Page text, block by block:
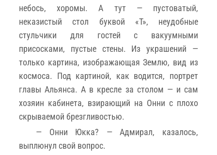
небось, хоромы. А тут — пустоватый,
неказистый стол буквой «Т», неудобные
стульчики для гостей с вакуумными
присосками, пустые стены. Из украшений —
только картина, изображающая Землю, вид из
космоса. Под картиной, как водится, портрет
главы Альянса. А в кресле за столом — и сам
хозяин кабинета, взирающий на Онни с плохо
скрываемой брезгливостью.
— Онни Юкка? — Адмирал, казалось,
выплюнул свой вопрос.